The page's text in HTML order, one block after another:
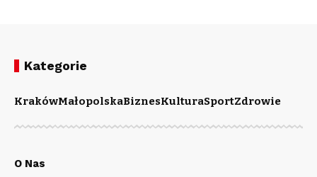
Kategorie
KrakówMałopolskaBiznesKulturaSportZdrowie
O Nas